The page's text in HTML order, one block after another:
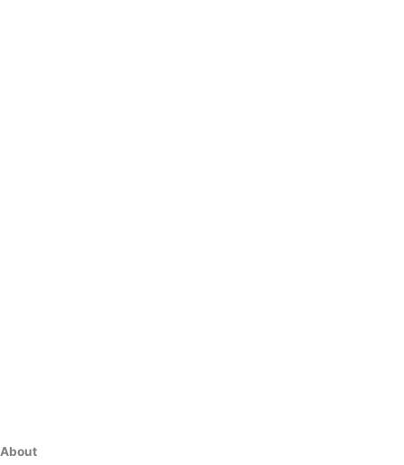
About